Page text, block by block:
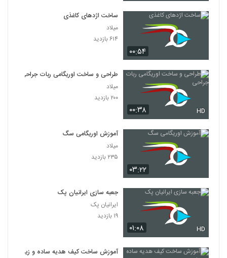
۰۰:۵۴
ساخت اژد‌های کاغذی
میلاد
۶۱۴ بازدید
۰۰:۳۸ HD
طراحی و ساخت اوریگامی ربات جراحی
میلاد
۲۰۰ بازدید
۰۳:۲۲
آموزش اوریگامی سگ
میلاد
۲۳۵ بازدید
۰۱:۰۸ HD
جعبه سازی ایرانیان پک
ایرانیان پک
۱۹ بازدید
آموزش ساخت کیف هدیه ساده و زیبا